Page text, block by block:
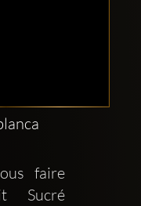
faire
Sucré